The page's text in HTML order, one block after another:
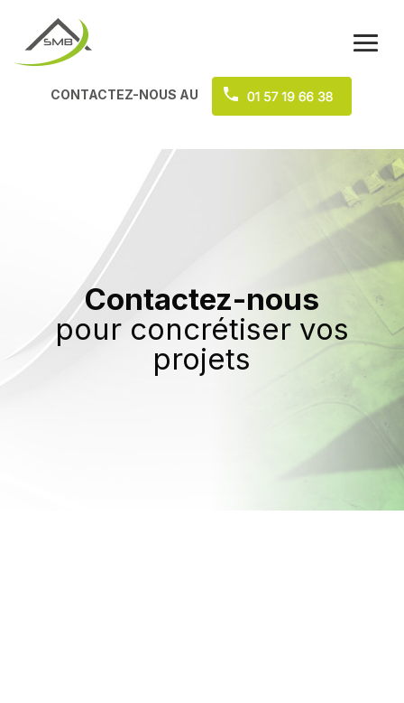
CONTACTEZ-NOUS AU
Contactez-nous
pour concrétiser vos
projets